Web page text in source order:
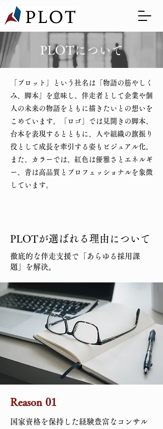
PLOTについて
「プロット」という社名は「物語の筋やしく
み、脚本」を意味し、伴走者として企業や個
人の未来の物語をともに描きたいとの想いを
こめています。「ロゴ」では見開きの脚本、
台本を表現するとともに、人や組織の旗振り
役として成長を牽引する姿もビジュアル化。
また、カラーでは、紅色は優雅さとエネルギ
ー、青は高品質とプロフェッショナルを象徴
しています。
PLOTが選ばれる理由について
徹底的な伴走支援で「あらゆる採用課
題」を解決。
Reason 01
国家資格を保持した経験豊富なコンサル